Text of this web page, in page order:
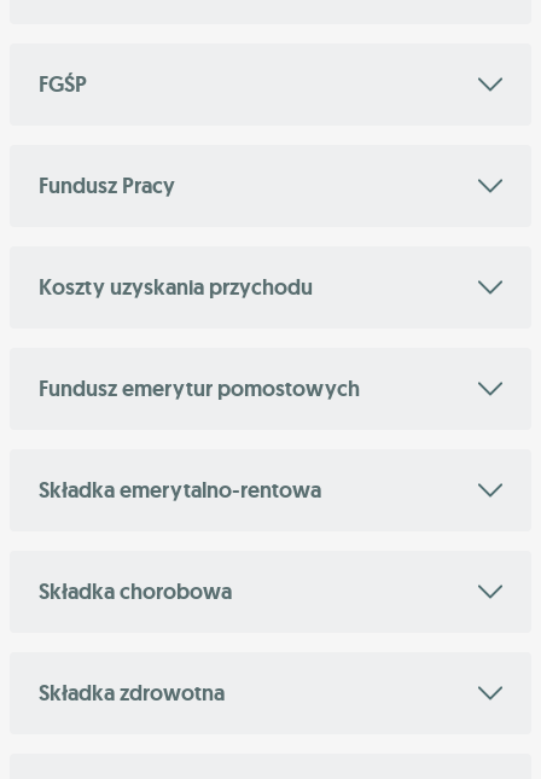
FGŚP
Fundusz Pracy
Koszty uzyskania przychodu
Fundusz emerytur pomostowych
Składka emerytalno-rentowa
Składka chorobowa
Składka zdrowotna